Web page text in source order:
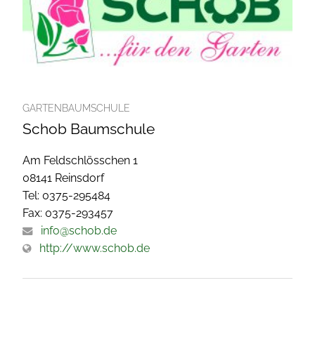
GARTENBAUMSCHULE
Schob Baumschule
Am Feldschlösschen 1
08141 Reinsdorf
Tel: 0375-295484
Fax: 0375-293457
info@schob.de
http://www.schob.de